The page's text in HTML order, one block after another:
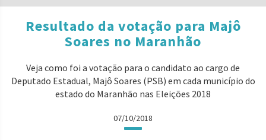
Resultado da votação para Majô
Soares no Maranhão
Veja como foi a votação para o candidato ao cargo de
Deputado Estadual, Majô Soares (PSB) em cada município do
estado do Maranhão nas Eleições 2018
07/10/2018